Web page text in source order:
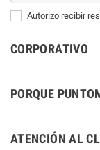
Autorizo recibir
CORPORATIVO
PORQUE
ATENCIÓN AL